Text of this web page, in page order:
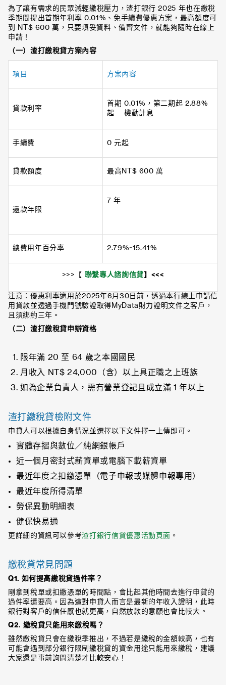
為了讓有需求的民眾減輕繳稅壓力，渣打銀行 2025 年也在繳稅
季期間提出首期年利率 0.01%、免手續費優惠方案，最高額度可
到 NT$ 600 萬，只要填妥資料、備齊文件，就能夠隨時在線上
申請！
（一）渣打繳稅貸方案內容
項目 方案內容
貸款利率
首期 0.01%，第二期起 2.88%
起 機動計息
手續費 0 元起
貸款額度 最高NT$ 600 萬
還款年限
7 年
總費用年百分率 2.79%~15.41%
>>>【 聯繫專人諮詢信貸 】 <<<
注意：優惠利率適用於2025年6月30日前，透過本行線上申請信
用貸款並透過手機門號驗證取得MyData財力證明文件之客戶，
且須綁約三年。
（二）渣打繳稅貸申辦資格
限年滿 20 至 64 歲之本國國民
月收入 NT$ 24,000（含）以上具正職之上班族
如為企業負責人，需有營業登記且成立滿 1 年以上
渣打繳稅貸檢附文件
申貸人可以根據自身情況並選擇以下文件擇一上傳即可。
實體存摺與數位／純網銀帳戶
近一個月密封式薪資單或電腦下載薪資單
最近年度之扣繳憑單（電子申報或媒體申報專用）
最近年度所得清單
勞保異動明細表
健保快易通
更詳細的資訊可以參考渣打銀行信貸優惠活動頁面 。
繳稅貸常見問題
Q1. 如何提高繳稅貸過件率？
剛拿到稅單或扣繳憑單的時間點，會比起其他時間去進行申貸的
過件率還要高。因為這對申貸人而言是最新的年收入證明，此時
銀行對客戶的信任感也就更高，自然放款的意願也會比較大。
Q2. 繳稅貸只能用來繳稅嗎？
雖然繳稅貸只會在繳稅季推出，不過若是繳稅的金額較高，也有
可能會遇到部分銀行限制繳稅貸的資金用途只能用來繳稅，建議
大家還是事前詢問清楚才比較安心！